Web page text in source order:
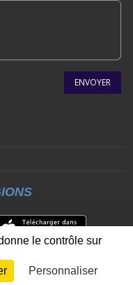
ENVOYER
CONNEXION
le contrôle sur
Personnaliser